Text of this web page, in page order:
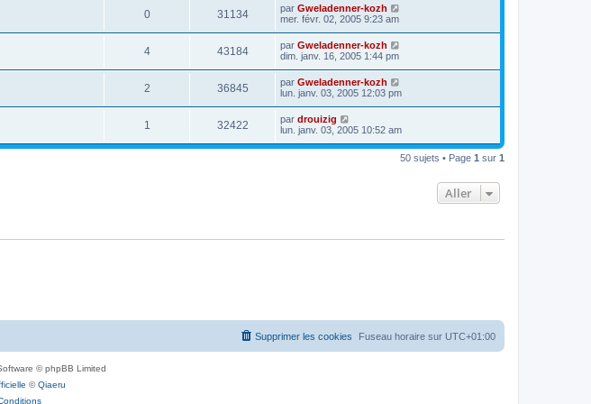
0 31134 par Gweladenner-kozh
mer. févr. 02, 2005 9:23 am
4 43184 par Gweladenner-kozh
dim. janv. 16, 2005 1:44 pm
2 36845 par Gweladenner-kozh
lun. janv. 03, 2005 12:03 pm
1 32422 par drouizig
lun. janv. 03, 2005 10:52 am
50 sujets • Page 1 sur 1
Aller
Fuseau horaire sur UTC+01:00
Supprimer les cookies
© phpBB Limited
©Qiaeru